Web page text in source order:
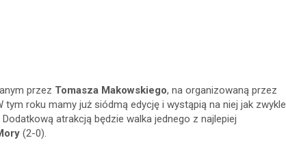
przez Tomasza Makowskiego, na organizowaną przez
tym roku mamy już siódmą edycję i wystąpią na niej jak zwykle
atrakcją będzie walka jednego z najlepiej
(2-0).